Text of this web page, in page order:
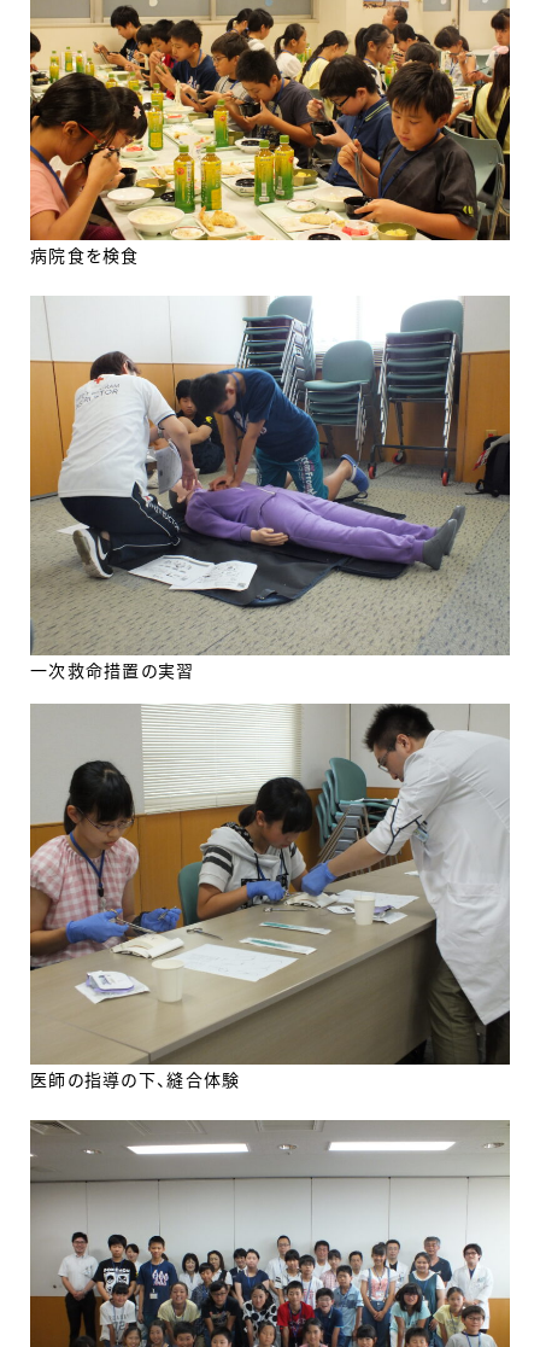
病院食を検食
一次救命措置の実習
医師の指導の下、縫合体験